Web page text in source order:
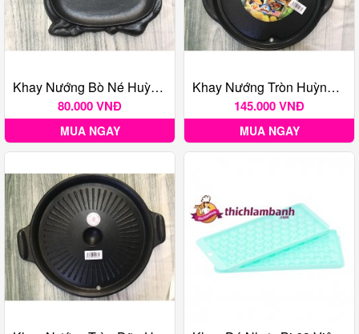
Khay Nướng Bò Né Huỳnh Anh
80.000 VNĐ
MUA NGAY
Khay Nướng Tròn Huỳnh Anh
145.000 VNĐ
MUA NGAY